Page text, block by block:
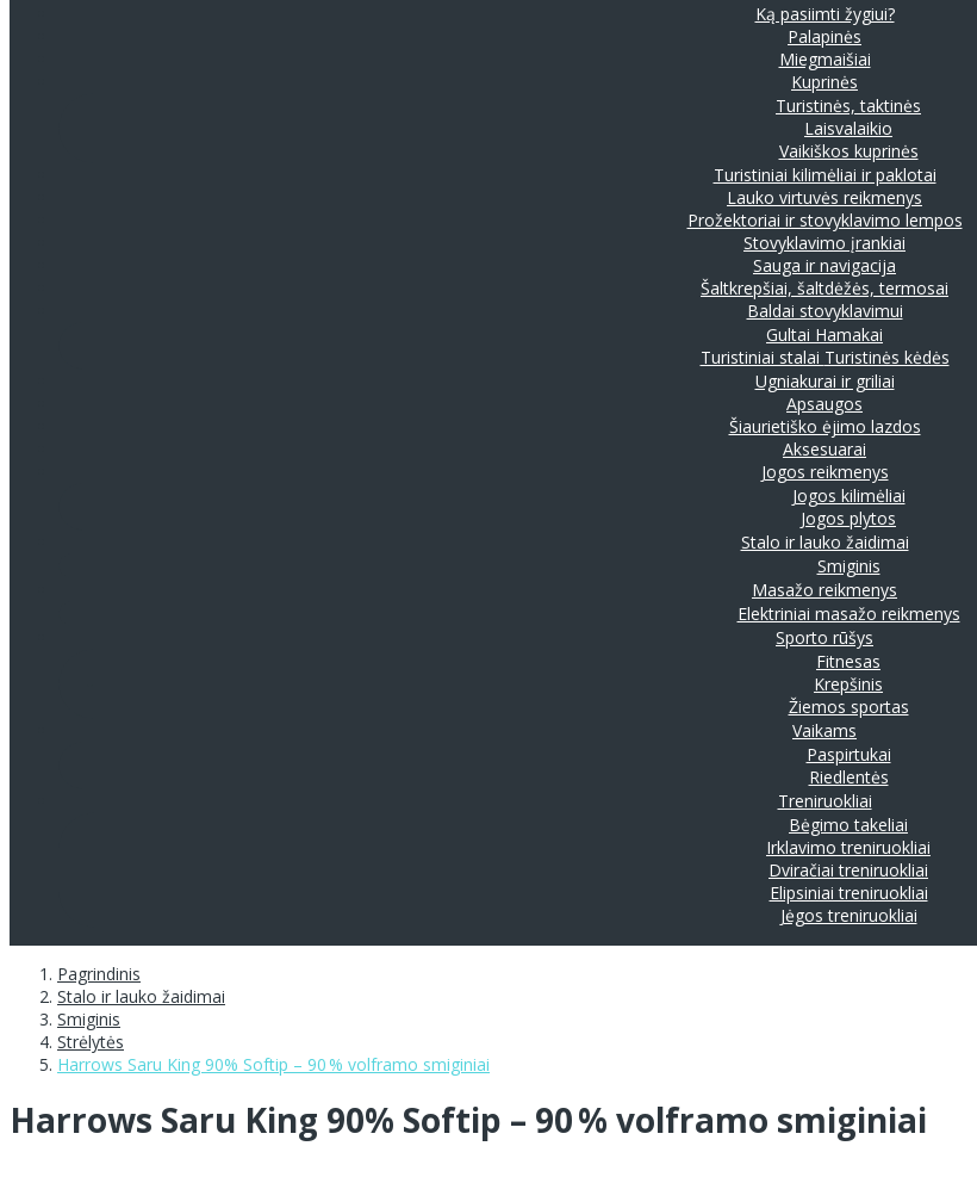
Ką pasiimti žygiui?
Palapinės
Miegmaišiai
Kuprinės
Turistinės, taktinės
Laisvalaikio
Vaikiškos kuprinės
Turistiniai kilimėliai ir paklotai
Lauko virtuvės reikmenys
Prožektoriai ir stovyklavimo lempos
Stovyklavimo įrankiai
Sauga ir navigacija
Šaltkrepšiai, šaltdėžės, termosai
Baldai stovyklavimui
Gultai Hamakai
Turistiniai stalai Turistinės kėdės
Ugniakurai ir griliai
Apsaugos
Šiaurietiško ėjimo lazdos
Aksesuarai
Jogos reikmenys
Jogos kilimėliai
Jogos plytos
Stalo ir lauko žaidimai
Smiginis
Masažo reikmenys
Elektriniai masažo reikmenys
Sporto rūšys
Fitnesas
Krepšinis
Žiemos sportas
Vaikams
Paspirtukai
Riedlentės
Treniruokliai
Bėgimo takeliai
Irklavimo treniruokliai
Dviračiai treniruokliai
Elipsiniai treniruokliai
Jėgos treniruokliai
Pagrindinis
Stalo ir lauko žaidimai
Smiginis
Strėlytės
Harrows Saru King 90% Softip – 90 % volframo smiginiai
Harrows Saru King 90% Softip – 90 % volframo smiginiai